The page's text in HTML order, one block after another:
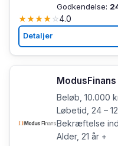
Godkendelse:
★★★★☆4.0
Detaljer
ModusFinans
Beløb, 10.000
Løbetid, 24 –
Bekræftelse
Alder, 21 år +